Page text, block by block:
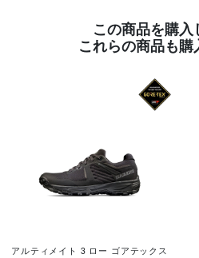
この商品を購入
これらの商品も
アルティメイト 3 ロー ゴアテックス